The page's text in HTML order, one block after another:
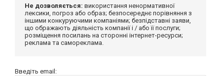
Не дозволяється: використання ненормативної
лексики, погроз або образ; безпосереднє порівняння з
іншими конкуруючими компаніями; безпідставні заяви,
що ображають діяльність компанії і / або її послуги;
розміщення посилань на сторонні інтернет-ресурси;
реклама та самореклама.
Введіть email: